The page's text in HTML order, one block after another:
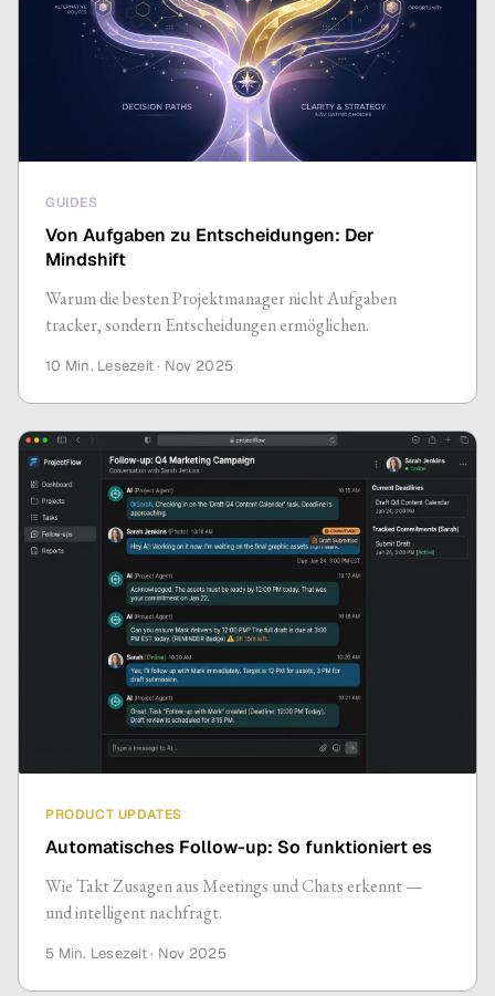
GUIDES
Von Aufgaben zu Entscheidungen: Der
Mindshift
Warum die besten Projektmanager nicht Aufgaben
tracker, sondern Entscheidungen ermöglichen.
10 Min. Lesezeit · Nov 2025
PRODUCT UPDATES
Automatisches Follow-up: So funktioniert es
Wie Takt Zusagen aus Meetings und Chats erkennt —
und intelligent nachfragt.
5 Min. Lesezeit · Nov 2025